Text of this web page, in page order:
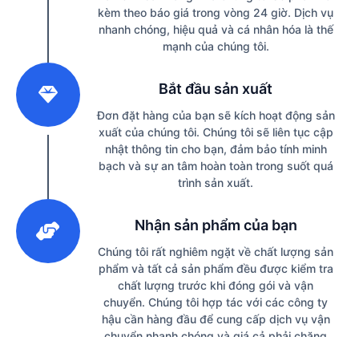
kèm theo báo giá trong vòng 24 giờ. Dịch vụ
nhanh chóng, hiệu quả và cá nhân hóa là thế
mạnh của chúng tôi.
Bắt đầu sản xuất
Đơn đặt hàng của bạn sẽ kích hoạt động sản
xuất của chúng tôi. Chúng tôi sẽ liên tục cập
nhật thông tin cho bạn, đảm bảo tính minh
bạch và sự an tâm hoàn toàn trong suốt quá
trình sản xuất.
Nhận sản phẩm của bạn
Chúng tôi rất nghiêm ngặt về chất lượng sản
phẩm và tất cả sản phẩm đều được kiểm tra
chất lượng trước khi đóng gói và vận
chuyển. Chúng tôi hợp tác với các công ty
hậu cần hàng đầu để cung cấp dịch vụ vận